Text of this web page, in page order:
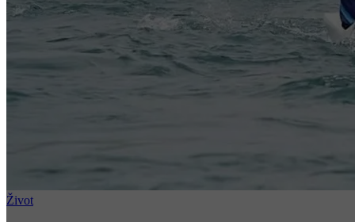
Život